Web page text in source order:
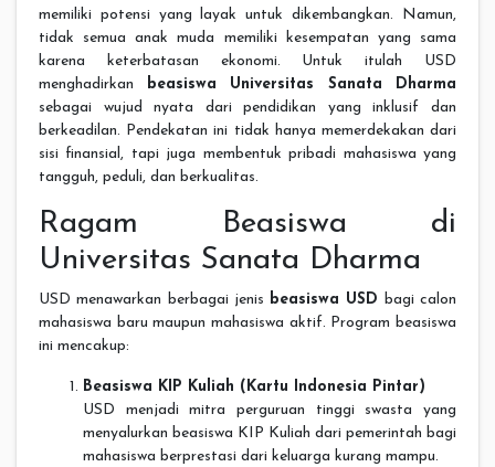
memiliki potensi yang layak untuk dikembangkan. Namun,
tidak semua anak muda memiliki kesempatan yang sama
karena keterbatasan ekonomi. Untuk itulah USD
menghadirkan beasiswa Universitas Sanata Dharma
sebagai wujud nyata dari pendidikan yang inklusif dan
berkeadilan. Pendekatan ini tidak hanya memerdekakan dari
sisi finansial, tapi juga membentuk pribadi mahasiswa yang
tangguh, peduli, dan berkualitas.
Ragam Beasiswa di
Universitas Sanata Dharma
USD menawarkan berbagai jenis beasiswa USD bagi calon
mahasiswa baru maupun mahasiswa aktif. Program beasiswa
ini mencakup:
Beasiswa KIP Kuliah (Kartu Indonesia Pintar)
USD menjadi mitra perguruan tinggi swasta yang
menyalurkan beasiswa KIP Kuliah dari pemerintah bagi
mahasiswa berprestasi dari keluarga kurang mampu.